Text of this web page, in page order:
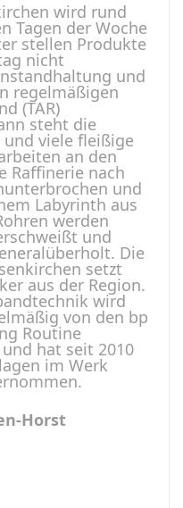
wird rund
Tagen der Woche
stellen Produkte
nicht
und
regelmäßigen
(TAR)
steht die
viele fleißige
an den
Raffinerie nach
und
Labyrinth aus
werden
und
Die
setzt
aus der Region.
wird
von den bp
Routine
hat seit 2010
im Werk